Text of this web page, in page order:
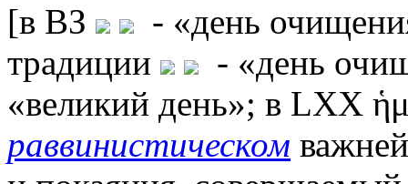
[в ВЗ
- «день
традиции
- «день
«великий день»; в LXX
раввинистическом